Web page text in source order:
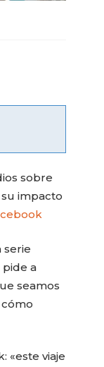
sobre
su impacto
serie
a
seamos
«este viaje